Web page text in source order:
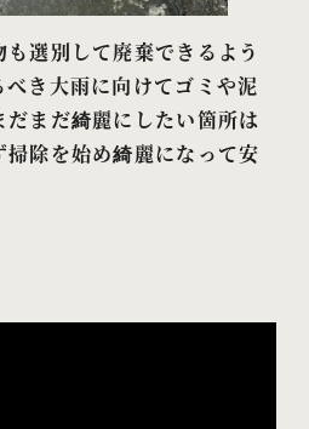
選別して廃棄できるよう
き大雨に向けてゴミや泥
まだ綺麗にしたい箇所は
除を始め綺麗になって安